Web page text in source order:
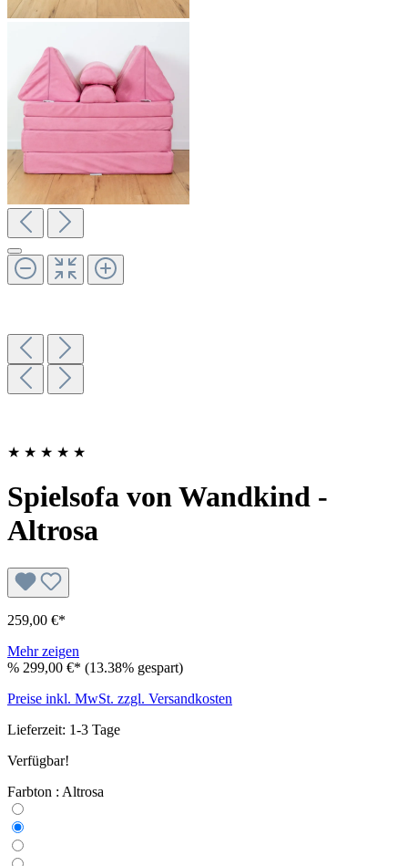
★ ★ ★ ★ ★
Spielsofa von Wandkind -
Altrosa
259,00 €*
Mehr zeigen
% 299,00 €* (13.38% gespart)
Preise inkl. MwSt. zzgl. Versandkosten
Lieferzeit: 1-3 Tage
Verfügbar!
Farbton : Altrosa